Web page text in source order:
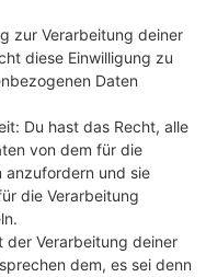
zur Verarbeitung deiner
diese Einwilligung zu
Daten
Du hast das Recht, alle
von dem für die
anzufordern und sie
die Verarbeitung
der Verarbeitung deiner
dem, es sei denn